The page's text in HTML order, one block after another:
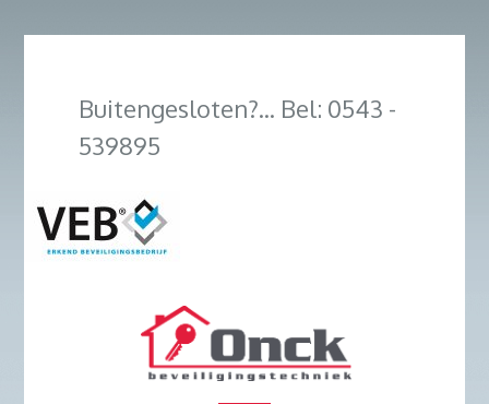
Buitengesloten?... Bel: 0543 -
539895